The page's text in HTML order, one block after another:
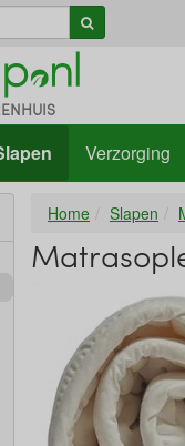
Verzorging
Home Slapen